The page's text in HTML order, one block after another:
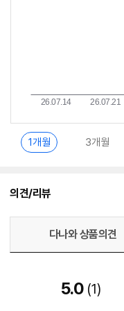
1개월 3개월
의견/리뷰
다나와 상품의견
5.0 1